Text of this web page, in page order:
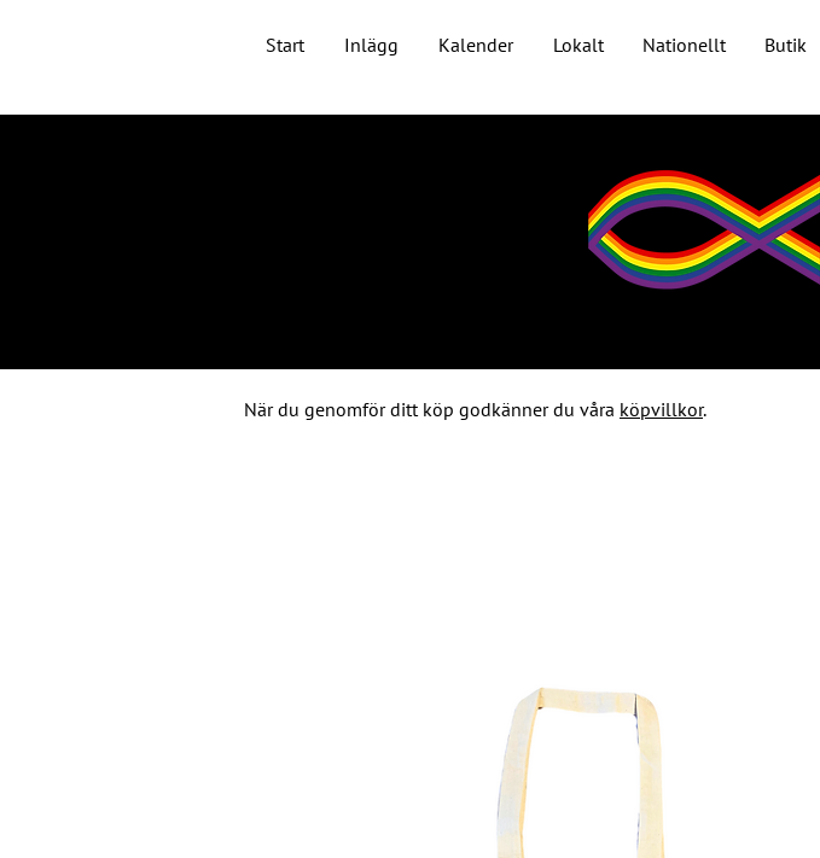
Start Inlägg Kalender Lokalt Nationellt Butik
När du genomför ditt köp godkänner du våra köpvillkor.